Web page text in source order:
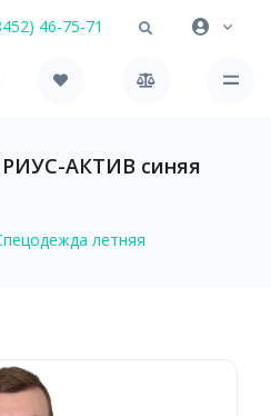
46-75-71
АКТИВ синяя
летняя